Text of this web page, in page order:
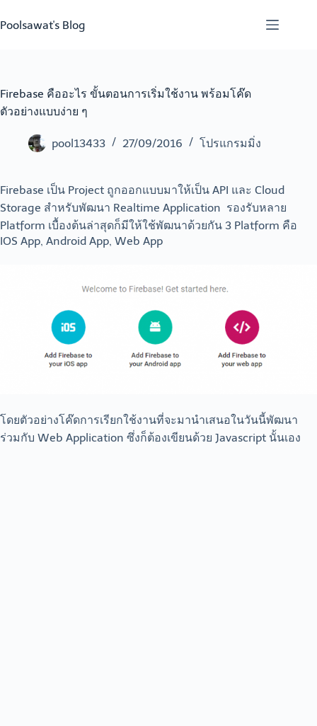
to
content
Poolsawat's Blog
Firebase คืออะไร ขั้นตอนการเริ่มใช้งาน พร้อมโค๊ด
ตัวอย่างแบบง่าย ๆ
pool13433 27/09/2016 โปรแกรมมิ่ง
Firebase เป็น Project ถูกออกแบบมาให้เป็น API และ Cloud
Storage สำหรับพัฒนา Realtime Application รองรับหลาย
Platform เบื้องต้นล่าสุดก็มีให้ใช้พัฒนาด้วยกัน 3 Platform คือ
IOS App, Android App, Web App
โดยตัวอย่างโค๊ดการเรียกใช้งานที่จะมานำเสนอในวันนี้พัฒนา
ร่วมกับ Web Application ซึ่งก็ต้องเขียนด้วย Javascript นั้นเอง